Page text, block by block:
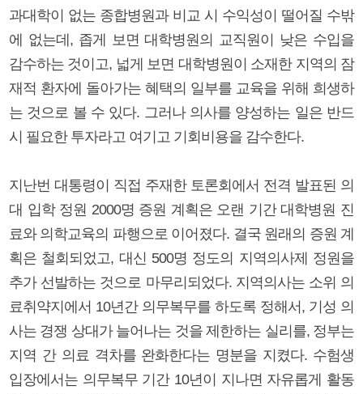
과대학이 없는 종합병원과 비교 시 수익성이 떨어질 수밖
에 없는데, 좁게 보면 대학병원의 교직원이 낮은 수입을
감수하는 것이고, 넓게 보면 대학병원이 소재한 지역의 잠
재적 환자에 돌아가는 혜택의 일부를 교육을 위해 희생하
는 것으로 볼 수 있다. 그러나 의사를 양성하는 일은 반드
시 필요한 투자라고 여기고 기회비용을 감수한다.
지난번 대통령이 직접 주재한 토론회에서 전격 발표된 의
대 입학 정원 2000명 증원 계획은 오랜 기간 대학병원 진
료와 의학교육의 파행으로 이어졌다. 결국 원래의 증원 계
획은 철회되었고, 대신 500명 정도의 지역의사제 정원을
추가 선발하는 것으로 마무리되었다. 지역의사는 소위 의
료취약지에서 10년간 의무복무를 하도록 정해서, 기성 의
사는 경쟁 상대가 늘어나는 것을 제한하는 실리를, 정부는
지역 간 의료 격차를 완화한다는 명분을 지켰다. 수험생
입장에서는 의무복무 기간 10년이 지나면 자유롭게 활동